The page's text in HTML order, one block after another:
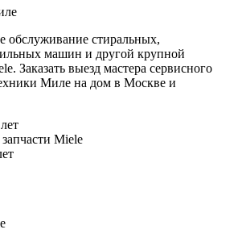
обслуживание стиральных,
машин и другой крупной
Заказать выезд мастера сервисного
Миле на дом в Москве и
Miele